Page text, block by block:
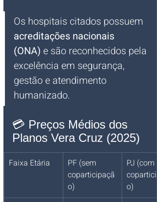
Os hospitais citados possuem
acreditações nacionais
(ONA) e são reconhecidos pela
excelência em segurança,
gestão e atendimento
humanizado.
💳 Preços Médios dos
Planos Vera Cruz (2025)
Faixa Etária
PF (sem
coparticipaçã
o)
PJ (com
o)